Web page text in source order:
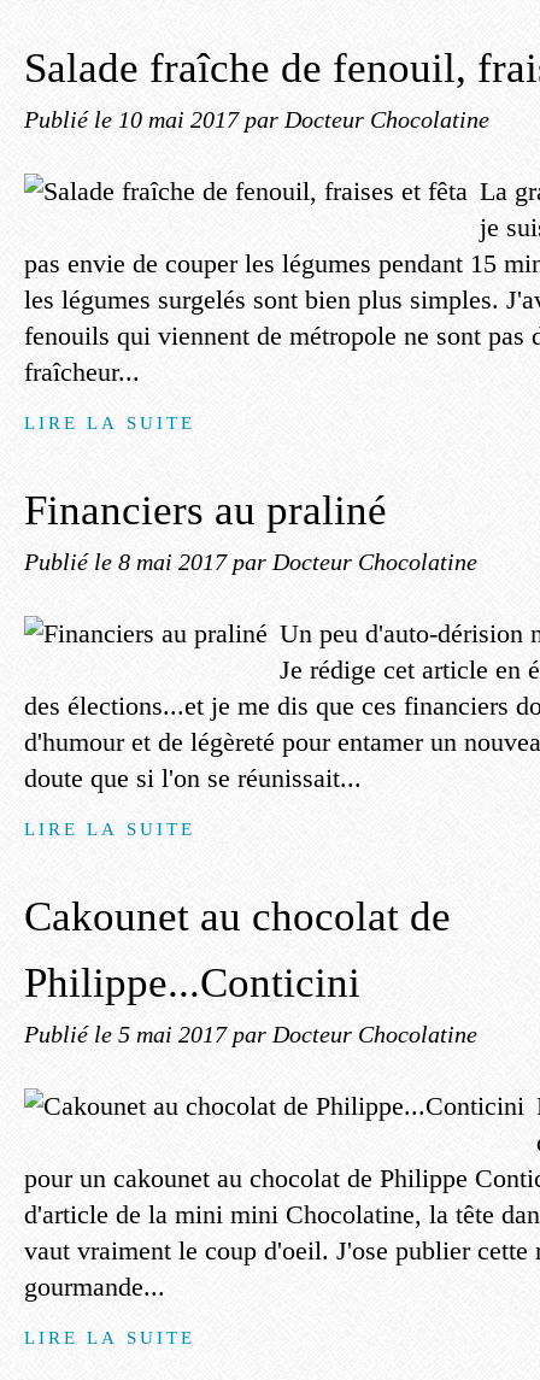
Salade fraîche de fenouil,
Publié le 10 mai 2017 par Docteur Chocolatine
La
je
pas envie de couper les légumes pendant 15
les légumes surgelés sont bien plus simples.
fenouils qui viennent de métropole ne sont pas
fraîcheur...
LIRE LA SUITE
Financiers au praliné
Publié le 8 mai 2017 par Docteur Chocolatine
Un peu d'auto-dérision
Je rédige cet article en
des élections...et je me dis que ces financiers
d'humour et de légèreté pour entamer un
doute que si l'on se réunissait...
LIRE LA SUITE
Cakounet au chocolat de
Philippe...Conticini
Publié le 5 mai 2017 par Docteur Chocolatine
pour un cakounet au chocolat de Philippe
d'article de la mini mini Chocolatine, la tête
vaut vraiment le coup d'oeil. J'ose publier cette
gourmande...
LIRE LA SUITE